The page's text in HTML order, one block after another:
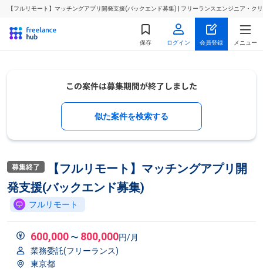
【フルリモート】マッチングアプリ開発支援(バックエンド募集) | フリーランスエンジニア・ク
保存 ログイン 会員登録 メニュー
似た案件を検索する
【フルリモート】マッチングアプリ開
発支援(バックエンド募集)
フルリモート
600,000 〜 800,000円/月
業務委託(フリーランス)
東京都